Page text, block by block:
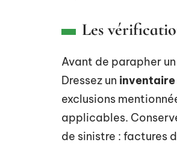
Les
Avant de parapher
Dressez un
exclusions
applicables.
de sinistre : factures